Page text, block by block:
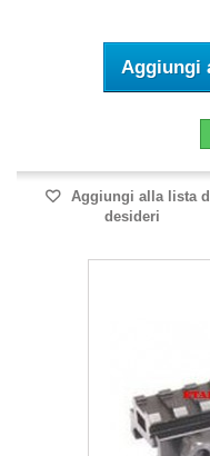
Aggiungi
Aggiungi alla lista
desideri